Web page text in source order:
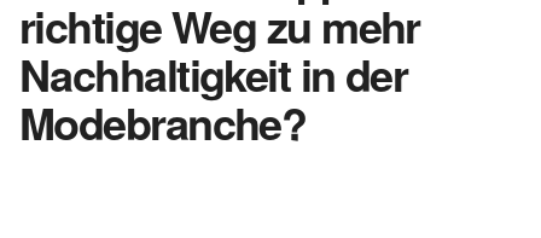
richtige Weg zu mehr
Nachhaltigkeit in der
Modebranche?